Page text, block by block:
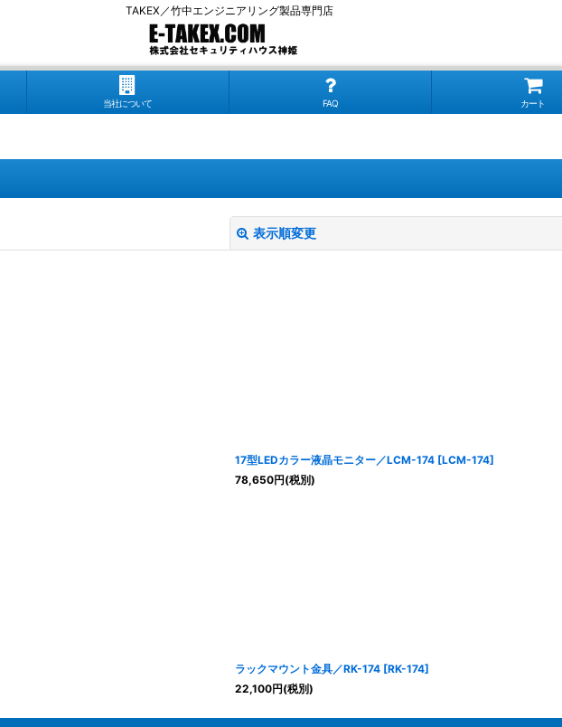
TAKEX／竹中エンジニアリング製品専門店
当社について FAQ カート
表示順変更
17型LEDカラー液晶モニター／LCM-174 [LCM-174]
78,650円(税別)
ラックマウント金具／RK-174 [RK-174]
22,100円(税別)